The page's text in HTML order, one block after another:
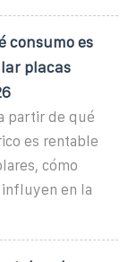
consumo es
placas
partir de qué
es rentable
cómo
en la